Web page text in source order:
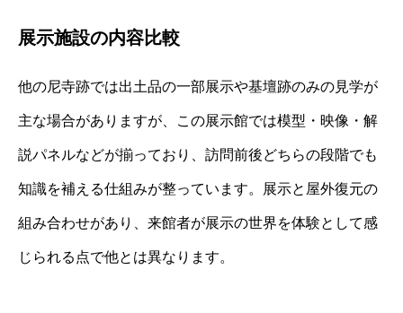
展示施設の内容比較
他の尼寺跡では出土品の一部展示や基壇跡のみの見学が
主な場合がありますが、この展示館では模型・映像・解
説パネルなどが揃っており、訪問前後どちらの段階でも
知識を補える仕組みが整っています。展示と屋外復元の
組み合わせがあり、来館者が展示の世界を体験として感
じられる点で他とは異なります。